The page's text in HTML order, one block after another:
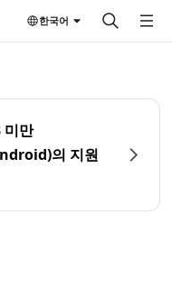
한국어
미만
의 지원